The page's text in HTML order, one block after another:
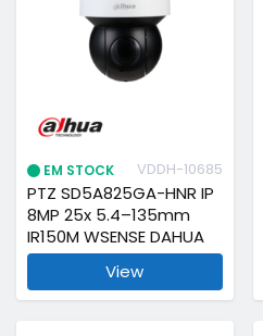
EM STOCK VDDH-10685
PTZ SD5A825GA-HNR IP
8MP 25x 5.4–135mm
IR150M WSENSE DAHUA
View